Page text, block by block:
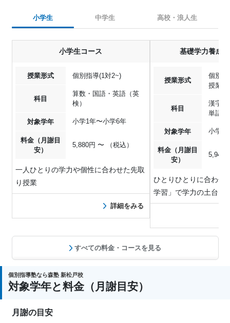
小学生 中学生 高校・浪人生
小学生コース
授業形式 個別指導(1対2~)
科目
算数・国語・英語（英
検）
対象学年 小学1年〜小学6年
料金（月謝目
安）
5,880円 〜 （税込）
一人ひとりの学力や個性に合わせた先取
り授業
詳細をみる
基礎学力養成
授業形式
個別指
授業,
科目
漢字・
単語
対象学年 小学1
料金（月謝目
安）
5,940
ひとりひとりに合わせ
学習」で学力の土台を
すべての料金・コースを見る
個別指導塾なら森塾 新松戸校
対象学年と料金（月謝目安）
月謝の目安